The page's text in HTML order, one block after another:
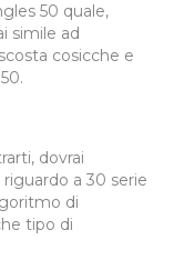
50 quale,
simile ad
cosicche e
dovrai
a 30 serie
di
tipo di